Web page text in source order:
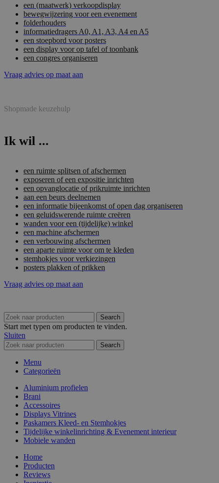
een (maatwerk) verkoopdisplay
bewegwijzering voor een evenement
folderhouders
informatiedragers A0, A1, A3, A4 en A5
een stoepbord voor posters
een display voor op tafel of toonbank
een congres organiseren
Vraag advies op maat aan
Shopmade keuzehulp
Ik wil ...
een ruimte splitsen of afschermen
exposeren of een expositie inrichten
een opvanglocatie of prikruimte inrichten
aan een beurs deelnemen
een informatie bijeenkomst of open dag organiseren
een geluidswerende ruimte creëren
wanden voor een (tijdelijke) winkel
een machine afschermen
een verbouwing afschermen
een aparte ruimte voor om te kleden
stemhokjes voor verkiezingen
posters plakken of prikken
Vraag advies op maat aan
Search
Start met typen om producten te vinden.
Sluiten
Search
Menu
Categorieën
Aluminium profielen
Brani
Accessoires
Displays Vitrines
Paskamers Kleed- en Stemhokjes
Tijdelijke winkelinrichting & Evenement interieur
Mobiele wanden
Home
Producten
Reviews